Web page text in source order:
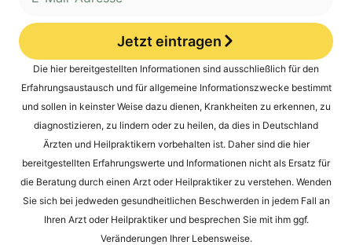
Jetzt eintragen
Alternative:
Die hier bereitgestellten Informationen sind ausschließlich für den
Erfahrungsaustausch und für allgemeine Informationszwecke bestimmt
und sollen in keinster Weise dazu dienen, Krankheiten zu erkennen, zu
diagnostizieren, zu lindern oder zu heilen, da dies in Deutschland
Ärzten und Heilpraktikern vorbehalten ist. Daher sind die hier
bereitgestellten Erfahrungswerte und Informationen nicht als Ersatz für
die Beratung durch einen Arzt oder Heilpraktiker zu verstehen. Wenden
Sie sich bei jedweden gesundheitlichen Beschwerden in jedem Fall an
Ihren Arzt oder Heilpraktiker und besprechen Sie mit ihm ggf.
Veränderungen Ihrer Lebensweise.